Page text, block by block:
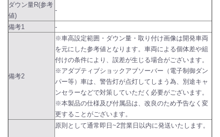
ダウン量R(参考
値)
-
備考1 -
備考2
※車高設定範囲・ダウン量・取り付け画像は開発車両
を元にした参考値となります。車両による個体差や組
付けの条件により、誤差が生じる場合がございます。
※アダプティブショックアブソーバー（電子制御ダン
パー等）車は、警告灯が点灯してしまう為、別途キャ
ンセラーなどで対策していただく必要がございます。
※本製品の仕様及び付属品は、改良のため予告なく変
更することがございます。
原則として通常即日~2営業日以内に発送いたします。